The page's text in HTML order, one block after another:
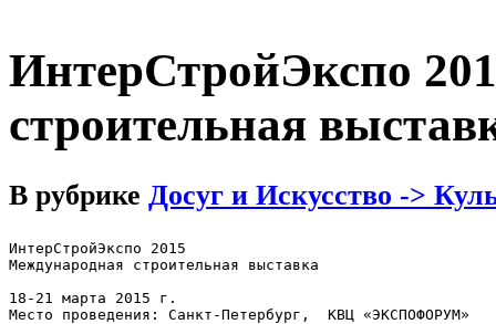
ИнтерСтройЭкспо
строительная
В рубрике Досуг и Искусство ->
ИнтерСтройЭкспо 2015
Международная строительная выставка
18-21 марта 2015 г.
Место проведения: Санкт-Петербург,  КВЦ «ЭКСПОФОРУМ»